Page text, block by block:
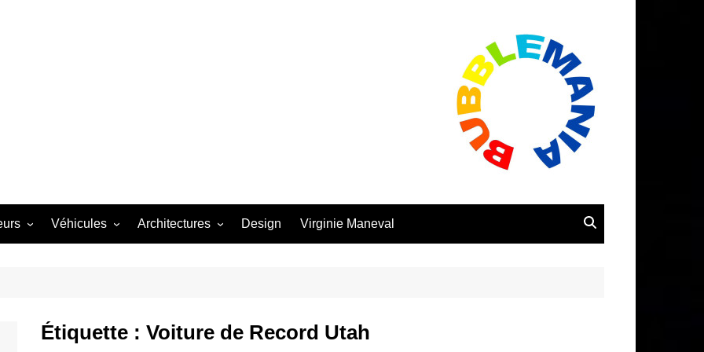
Véhicules
Camion
Architectures
Métal
Design Virginie Maneval
Étiquette :Voiture de Record Utah